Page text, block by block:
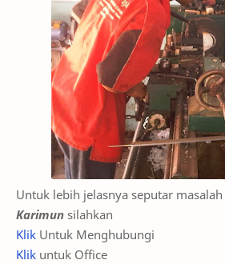
Untuk lebih jelasnya seputar masalah
Karimun silahkan
Klik Untuk Menghubungi
Klik untuk Office